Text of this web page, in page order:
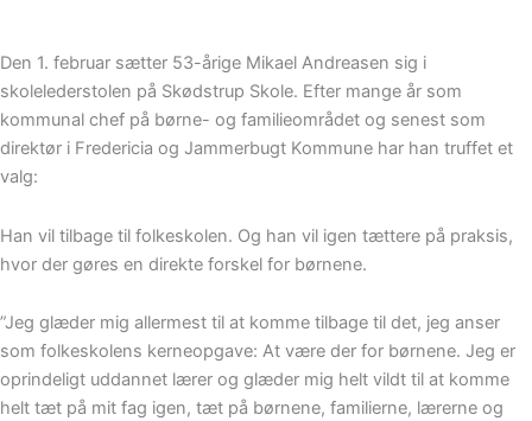
Den 1. februar sætter 53-årige Mikael Andreasen sig i
skolelederstolen på Skødstrup Skole. Efter mange år som
kommunal chef på børne- og familieområdet og senest som
direktør i Fredericia og Jammerbugt Kommune har han truffet et
valg:
Han vil tilbage til folkeskolen. Og han vil igen tættere på praksis,
hvor der gøres en direkte forskel for børnene.
”Jeg glæder mig allermest til at komme tilbage til det, jeg anser
som folkeskolens kerneopgave: At være der for børnene. Jeg er
oprindeligt uddannet lærer og glæder mig helt vildt til at komme
helt tæt på mit fag igen, tæt på børnene, familierne, lærerne og